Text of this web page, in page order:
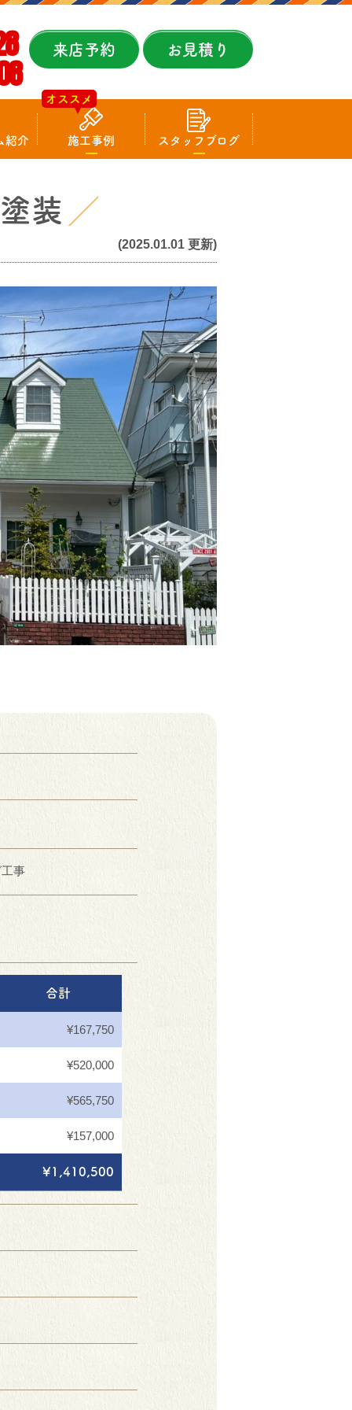
来店予約 お見積り
紹介 施工事例
オススメ
スタッフブログ
装
(2025.01.01 更新)
事
合計
¥167,750
¥520,000
¥565,750
¥157,000
¥1,410,500